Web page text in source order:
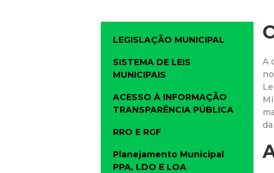
LEGISLAÇÃO MUNICIPAL
SISTEMA DE LEIS
MUNICIPAIS
ACESSO À INFORMAÇÃO
TRANSPARÊNCIA PÚBLICA
RRO E RGF
Planejamento Municipal
PPA, LDO E LOA
A